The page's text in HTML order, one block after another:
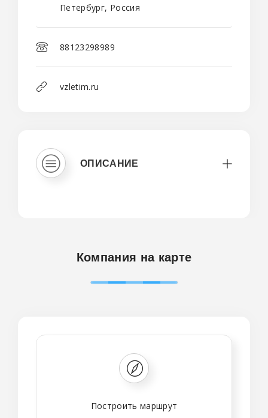
Петербург, Россия
88123298989
vzletim.ru
ОПИСАНИЕ
Компания на карте
Построить маршрут